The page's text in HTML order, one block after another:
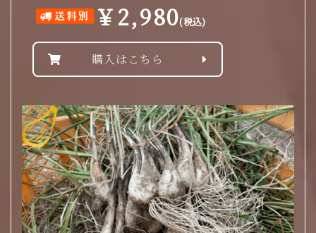
￥2,980(税込)
購入はこちら